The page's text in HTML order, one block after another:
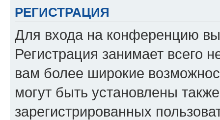
РЕГИСТРАЦИЯ
Для входа на конференцию
Регистрация занимает всего
вам более широкие
могут быть установлены
зарегистрированных